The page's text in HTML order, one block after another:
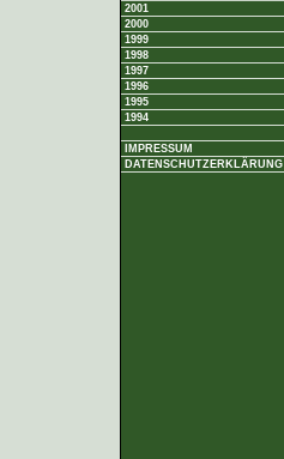
2001
2000
1999
1998
1997
1996
1995
1994
IMPRESSUM
DATENSCHUTZERKLÄRUNG